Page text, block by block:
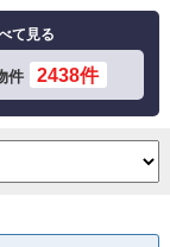
て見る
件 2438件